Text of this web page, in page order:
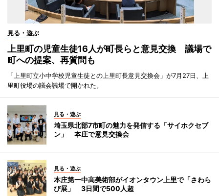
見る・遊ぶ
上里町の児童生徒16人が町長らと意見交換 議場で
町への提案、再質問も
「上里町立小中学校児童生徒との上里町長意見交換会」が7月27日、上
里町役場の議会議場で開かれた。
見る・遊ぶ
埼玉県北部7市町の魅力を発信する「サイホクセブ
ン」 本庄で意見交換会
見る・遊ぶ
本庄第一中高美術部がイオンタウン上里で「さわら
び展」 3日間で500人超